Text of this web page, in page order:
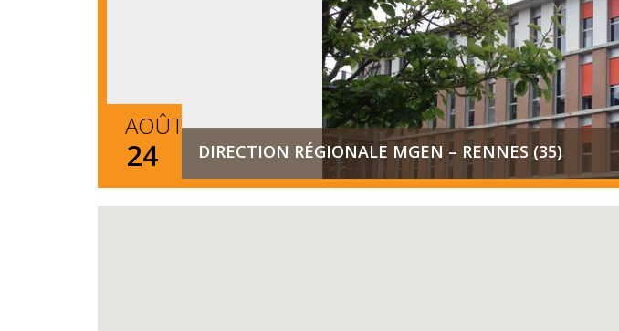
AOÛT
24 DIRECTION RÉGIONALE MGEN – RENNES (35)